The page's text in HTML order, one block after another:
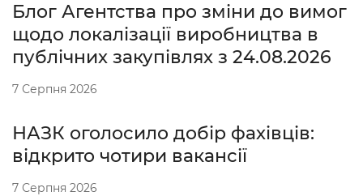
Блог Агентства про зміни до вимог
щодо локалізації виробництва в
публічних закупівлях з 24.08.2026
7 Серпня 2026
НАЗК оголосило добір фахівців:
відкрито чотири вакансії
7 Серпня 2026